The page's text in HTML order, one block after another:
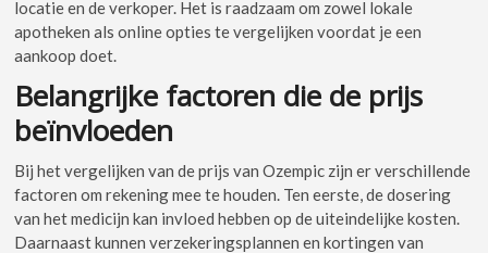
locatie en de verkoper. Het is raadzaam om zowel lokale
apotheken als online opties te vergelijken voordat je een
aankoop doet.
Belangrijke factoren die de prijs
beïnvloeden
Bij het vergelijken van de prijs van Ozempic zijn er verschillende
factoren om rekening mee te houden. Ten eerste, de dosering
van het medicijn kan invloed hebben op de uiteindelijke kosten.
Daarnaast kunnen verzekeringsplannen en kortingen van